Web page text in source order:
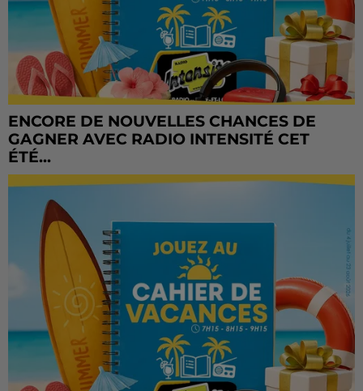
ENCORE DE NOUVELLES CHANCES DE
GAGNER AVEC RADIO INTENSITÉ CET
ÉTÉ...